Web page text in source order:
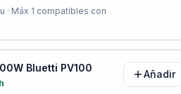
· Máx 1 compatibles con
Bluetti PV100
Añadir